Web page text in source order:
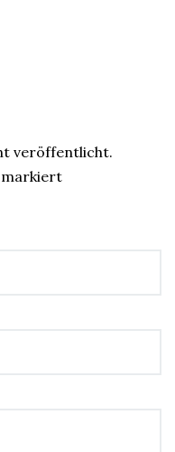
veröffentlicht.
markiert